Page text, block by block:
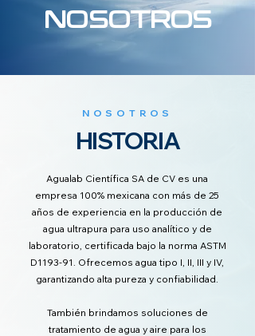
NOSOTROS
NOSOTROS
HISTORIA
Agualab Científica SA de CV es una
empresa 100% mexicana con más de 25
años de experiencia en la producción de
agua ultrapura para uso analítico y de
laboratorio, certificada bajo la norma ASTM
D1193-91. Ofrecemos agua tipo I, II, III y IV,
garantizando alta pureza y confiabilidad.
También brindamos soluciones de
tratamiento de agua y aire para los